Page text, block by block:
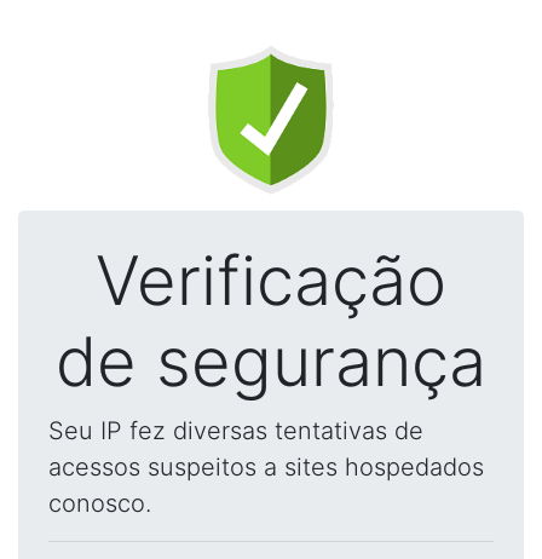
Verificação
de segurança
Seu IP fez diversas tentativas de
acessos suspeitos a sites hospedados
conosco.